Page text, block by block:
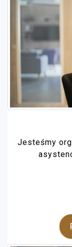
Jesteśmy